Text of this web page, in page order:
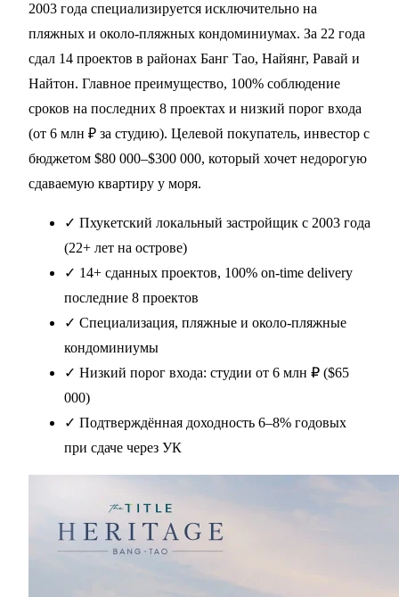
2003 года специализируется исключительно на
пляжных и около-пляжных кондоминиумах. За 22 года
сдал 14 проектов в районах Банг Тао, Найянг, Равай и
Найтон. Главное преимущество, 100% соблюдение
сроков на последних 8 проектах и низкий порог входа
(от 6 млн ₽ за студию). Целевой покупатель, инвестор с
бюджетом $80 000–$300 000, который хочет недорогую
сдаваемую квартиру у моря.
✓ Пхукетский локальный застройщик с 2003 года
(22+ лет на острове)
✓ 14+ сданных проектов, 100% on-time delivery
последние 8 проектов
✓ Специализация, пляжные и около-пляжные
кондоминиумы
✓ Низкий порог входа: студии от 6 млн ₽ ($65
000)
✓ Подтверждённая доходность 6–8% годовых
при сдаче через УК